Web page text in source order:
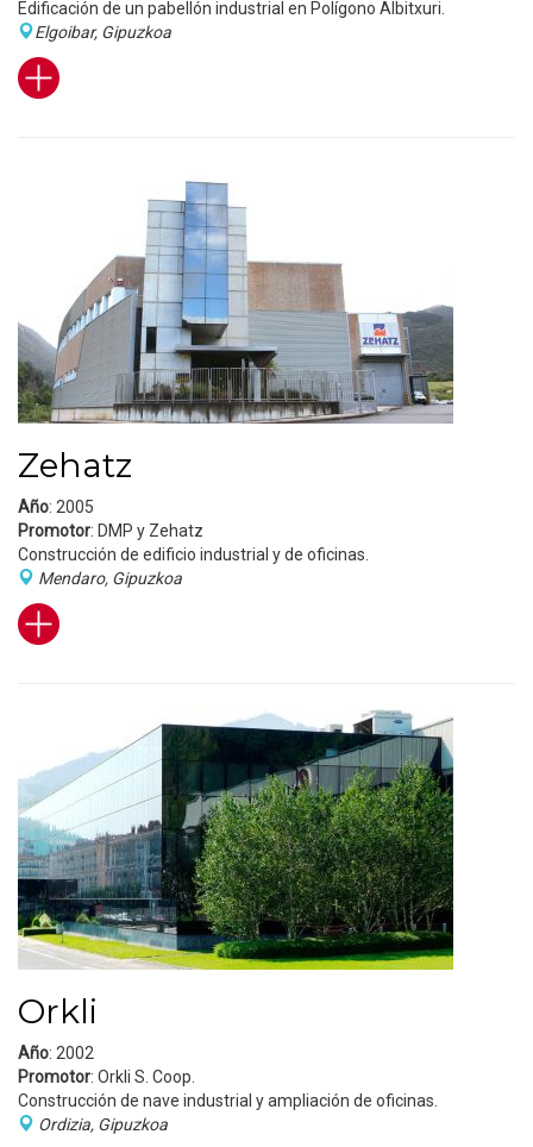
Edificación de un pabellón industrial en Polígono Albitxuri.
Elgoibar, Gipuzkoa
Zehatz
Año: 2005
Promotor: DMP y Zehatz
Construcción de edificio industrial y de oficinas.
Mendaro, Gipuzkoa
Orkli
Año: 2002
Promotor: Orkli S. Coop.
Construcción de nave industrial y ampliación de oficinas.
Ordizia, Gipuzkoa